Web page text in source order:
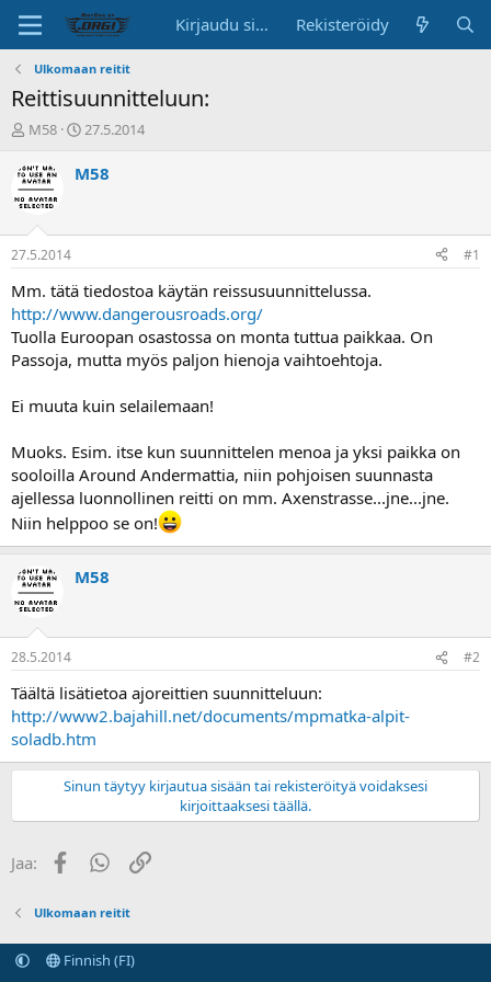
Kirjaudu sisään Rekisteröidy
Ulkomaan reitit
Reittisuunnitteluun:
K
s
k
u
s
t
e
l
u
n
a
l
i
a
j
a
M58
A
o
p
ä
v
ä
27.5.2014
M58
27.5.2014 #1
Mm. tätä tiedostoa käytän reissusuunnittelussa.
http://www.dangerousroads.org/
Tuolla Euroopan osastossa on monta tuttua paikkaa. On
Passoja, mutta myös paljon hienoja vaihtoehtoja.
Ei muuta kuin selailemaan!
Muoks. Esim. itse kun suunnittelen menoa ja yksi paikka on
sooloilla Around Andermattia, niin pohjoisen suunnasta
ajellessa luonnollinen reitti on mm. Axenstrasse...jne...jne.
Niin helppoo se on!
M58
28.5.2014 #2
Täältä lisätietoa ajoreittien suunnitteluun:
http://www2.bajahill.net/documents/mpmatka-alpit-
soladb.htm
Sinun täytyy kirjautua sisään tai rekisteröityä voidaksesi
kirjoittaaksesi täällä.
Jaa: FacebookWhatsApp
Linkki
Ulkomaan reitit
Finnish (FI)